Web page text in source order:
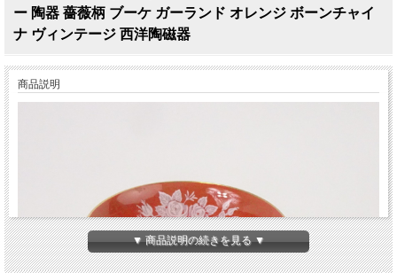
ー 陶器 薔薇柄 ブーケ ガーランド オレンジ ボーンチャイ
ナ ヴィンテージ 西洋陶磁器
商品説明
▼ 商品説明の続きを見る ▼